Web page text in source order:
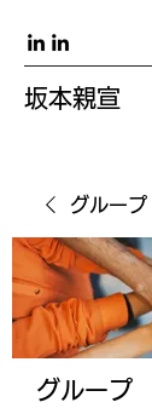
坂本親宣
グループ
グループ